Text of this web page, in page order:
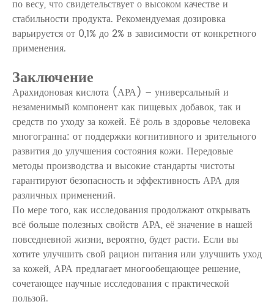
по весу, что свидетельствует о высоком качестве и
стабильности продукта. Рекомендуемая дозировка
варьируется от 0,1% до 2% в зависимости от конкретного
применения.
Заключение
Арахидоновая кислота (АРА) – универсальный и
незаменимый компонент как пищевых добавок, так и
средств по уходу за кожей. Её роль в здоровье человека
многогранна: от поддержки когнитивного и зрительного
развития до улучшения состояния кожи. Передовые
методы производства и высокие стандарты чистоты
гарантируют безопасность и эффективность АРА для
различных применений.
По мере того, как исследования продолжают открывать
всё больше полезных свойств АРА, её значение в нашей
повседневной жизни, вероятно, будет расти. Если вы
хотите улучшить свой рацион питания или улучшить уход
за кожей, АРА предлагает многообещающее решение,
сочетающее научные исследования с практической
пользой.